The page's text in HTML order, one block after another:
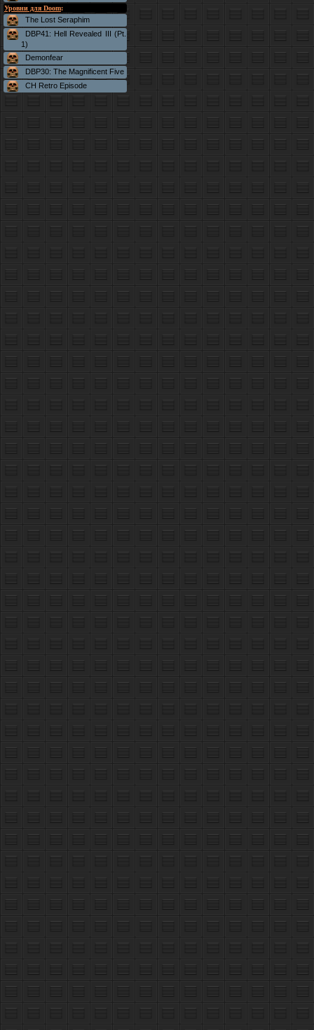
Уровни для Doom:
The Lost Seraphim
DBP41: Hell Revealed III (Pt.
1)
Demonfear
DBP30: The Magnificent Five
CH Retro Episode